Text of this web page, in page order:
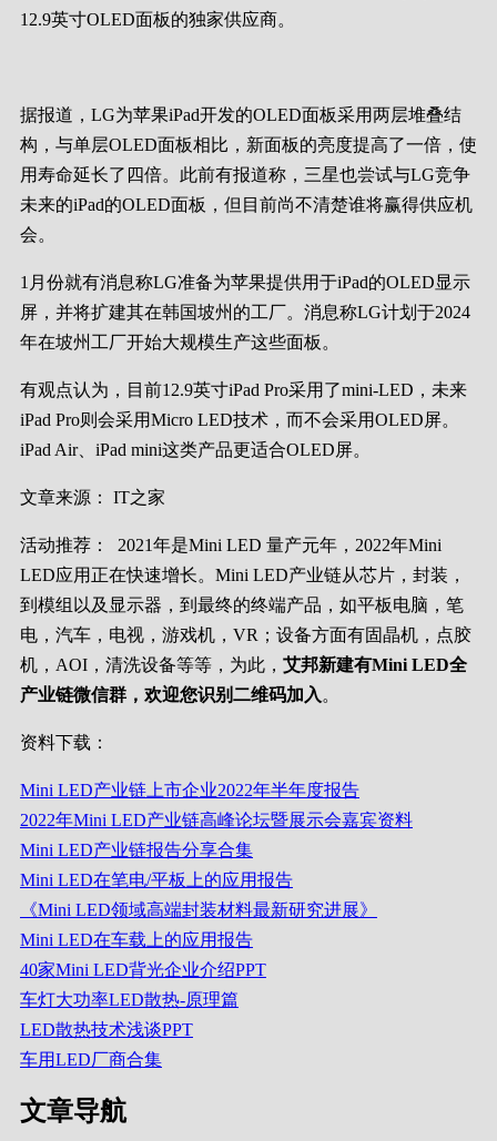
12.9英寸OLED面板的独家供应商。
据报道，LG为苹果iPad开发的OLED面板采用两层堆叠结
构，与单层OLED面板相比，新面板的亮度提高了一倍，使
用寿命延长了四倍。此前有报道称，三星也尝试与LG竞争
未来的iPad的OLED面板，但目前尚不清楚谁将赢得供应机
会。
1月份就有消息称LG准备为苹果提供用于iPad的OLED显示
屏，并将扩建其在韩国坡州的工厂。消息称LG计划于2024
年在坡州工厂开始大规模生产这些面板。
有观点认为，目前12.9英寸iPad Pro采用了mini-LED，未来
iPad Pro则会采用Micro LED技术，而不会采用OLED屏。
iPad Air、iPad mini这类产品更适合OLED屏。
文章来源： IT之家
活动推荐：
2021年是Mini LED 量产元年，2022年Mini
LED应用正在快速增长。Mini LED产业链从芯片，封装，
到模组以及显示器，到最终的终端产品，如平板电脑，笔
电，汽车，电视，游戏机，VR；设备方面有固晶机，点胶
机，AOI，清洗设备等等，为此， 艾邦新建有Mini LED全
产业链微信群，欢迎您识别二维码加入 。
资料下载：
Mini LED产业链上市企业2022年半年度报告
2022年Mini LED产业链高峰论坛暨展示会嘉宾资料
Mini LED产业链报告分享合集
Mini LED在笔电/平板上的应用报告
《Mini LED领域高端封装材料最新研究进展》
Mini LED在车载上的应用报告
40家Mini LED背光企业介绍PPT
车灯大功率LED散热-原理篇
LED散热技术浅谈PPT
车用LED厂商合集
文章导航